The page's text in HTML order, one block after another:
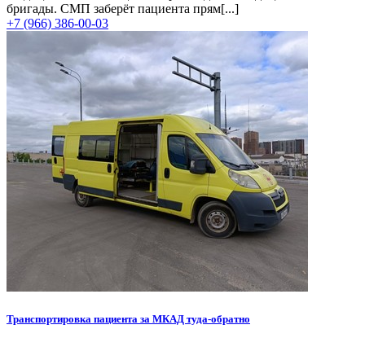
бригады. СМП заберёт пациента прям[...]
+7 (966) 386-00-03
Транспортировка пациента за МКАД туда-обратно